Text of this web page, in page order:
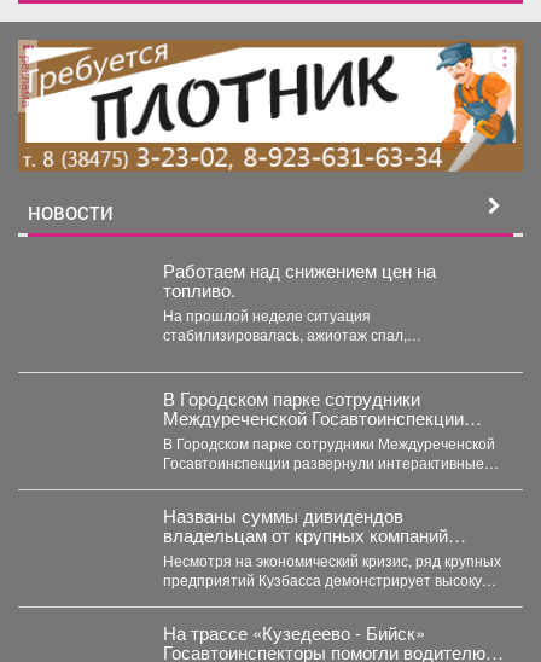
реклама
НОВОСТИ
Работаем над снижением цен на
топливо.
На прошлой неделе ситуация
стабилизировалась, ажиотаж спал,
солярки. Удалось...
В Городском парке сотрудники
Междуреченской Госавтоинспекции
развернули интерактивные
профилактические площадки
В Городском парке сотрудники Междуреченской
Госавтоинспекции развернули интерактивные
Названы суммы дивидендов
владельцам от крупных компаний
Кузбасса
Несмотря на экономический кризис, ряд крупных
предприятий Кузбасса демонстрирует высокую
На трассе «Кузедеево - Бийск»
Госавтоинспекторы помогли водителю